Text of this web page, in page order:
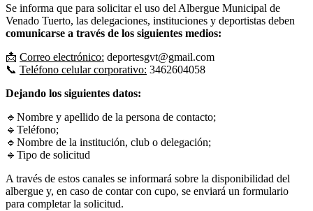
Se informa que para solicitar el uso del Albergue Municipal de
Venado Tuerto, las delegaciones, instituciones y deportistas deben
comunicarse a través de los siguientes medios:
📩 Correo electrónico: deportesgvt@gmail.com
📞 Teléfono celular corporativo: 3462604058
Dejando los siguientes datos:
🔹Nombre y apellido de la persona de contacto;
🔹Teléfono;
🔹Nombre de la institución, club o delegación;
🔹Tipo de solicitud
A través de estos canales se informará sobre la disponibilidad del
albergue y, en caso de contar con cupo, se enviará un formulario
para completar la solicitud.